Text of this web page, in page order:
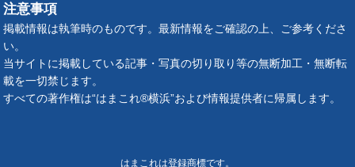
注意事項
掲載情報は執筆時のものです。最新情報をご確認の上、ご参考くださ
い。
当サイトに掲載している記事・写真の切り取り等の無断加工・無断転
載を一切禁じます。
すべての著作権は“はまこれ®横浜”および情報提供者に帰属します。
はまこれは登録商標です。